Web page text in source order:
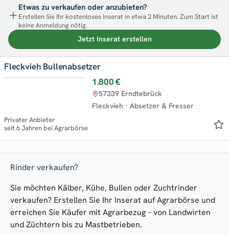
Etwas zu verkaufen oder anzubieten?
Erstellen Sie Ihr kostenloses Inserat in etwa 2 Minuten. Zum Start ist
keine Anmeldung nötig.
Jetzt Inserat erstellen
Fleckvieh Bullenabsetzer
1.800 €
Fleckvieh · Absetzer & Fresser
57339 Erndtebrück
Privater Anbieter
seit 6 Jahren bei Agrarbörse
Rinder verkaufen?
Sie möchten Kälber, Kühe, Bullen oder Zuchtrinder
verkaufen? Erstellen Sie Ihr Inserat auf Agrarbörse und
erreichen Sie Käufer mit Agrarbezug – von Landwirten
und Züchtern bis zu Mastbetrieben.